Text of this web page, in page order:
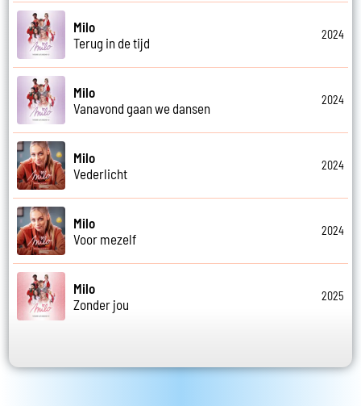
Milo
Terug in de tijd
2024
Milo
Vanavond gaan we dansen
2024
Milo
Vederlicht
2024
Milo
Voor mezelf
2024
Milo
Zonder jou
2025